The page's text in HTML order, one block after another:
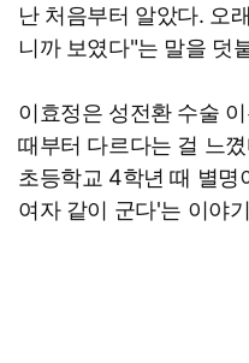
난 처음부터 알았다. 오
니까 보였다"는 말을 덧
이효정은 성전환 수술
때부터 다르다는 걸 느
초등학교 4학년 때 별명
여자 같이 군다'는 이야